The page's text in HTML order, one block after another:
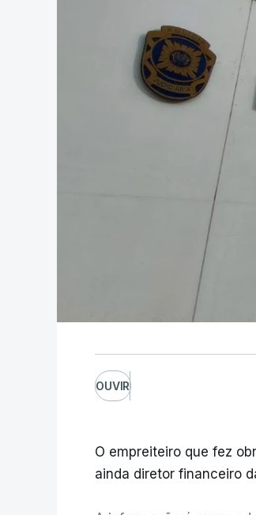
OUVIR
O empreiteiro que fez
ainda diretor financeiro